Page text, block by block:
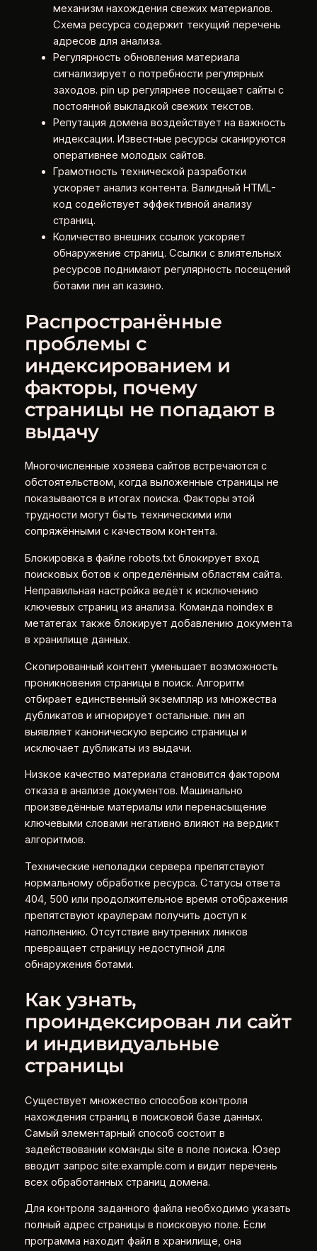
механизм нахождения свежих материалов.
Схема ресурса содержит текущий перечень
адресов для анализа.
Регулярность обновления материала
сигнализирует о потребности регулярных
заходов. pin up регулярнее посещает сайты с
постоянной выкладкой свежих текстов.
Репутация домена воздействует на важность
индексации. Известные ресурсы сканируются
оперативнее молодых сайтов.
Грамотность технической разработки
ускоряет анализ контента. Валидный HTML-
код содействует эффективной анализу
страниц.
Количество внешних ссылок ускоряет
обнаружение страниц. Ссылки с влиятельных
ресурсов поднимают регулярность посещений
ботами пин ап казино.
Распространённые
проблемы с
индексированием и
факторы, почему
страницы не попадают в
выдачу
Многочисленные хозяева сайтов встречаются с
обстоятельством, когда выложенные страницы не
показываются в итогах поиска. Факторы этой
трудности могут быть техническими или
сопряжёнными с качеством контента.
Блокировка в файле robots.txt блокирует вход
поисковых ботов к определённым областям сайта.
Неправильная настройка ведёт к исключению
ключевых страниц из анализа. Команда noindex в
метатегах также блокирует добавлению документа
в хранилище данных.
Скопированный контент уменьшает возможность
проникновения страницы в поиск. Алгоритм
отбирает единственный экземпляр из множества
дубликатов и игнорирует остальные. пин ап
выявляет каноническую версию страницы и
исключает дубликаты из выдачи.
Низкое качество материала становится фактором
отказа в анализе документов. Машинально
произведённые материалы или перенасыщение
ключевыми словами негативно влияют на вердикт
алгоритмов.
Технические неполадки сервера препятствуют
нормальному обработке ресурса. Статусы ответа
404, 500 или продолжительное время отображения
препятствуют краулерам получить доступ к
наполнению. Отсутствие внутренних линков
превращает страницу недоступной для
обнаружения ботами.
Как узнать,
проиндексирован ли сайт
и индивидуальные
страницы
Существует множество способов контроля
нахождения страниц в поисковой базе данных.
Самый элементарный способ состоит в
задействовании команды site в поле поиска. Юзер
вводит запрос site:example.com и видит перечень
всех обработанных страниц домена.
Для контроля заданного файла необходимо указать
полный адрес страницы в поисковую поле. Если
программа находит файл в хранилище, она